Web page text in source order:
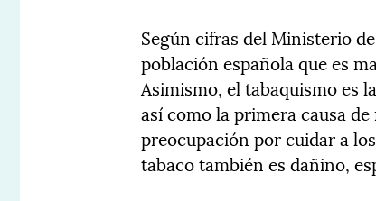
Según cifras del Ministerio
población española que es
Asimismo, el tabaquismo es
así como la primera causa
preocupación por cuidar a
tabaco también es dañino,